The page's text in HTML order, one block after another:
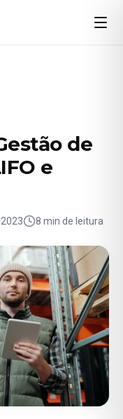
de
e
8 min de leitura